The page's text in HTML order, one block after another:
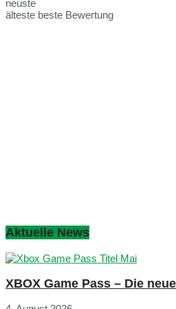
neuste
älteste beste Bewertung
Aktuelle News
XBOX Game Pass – Die